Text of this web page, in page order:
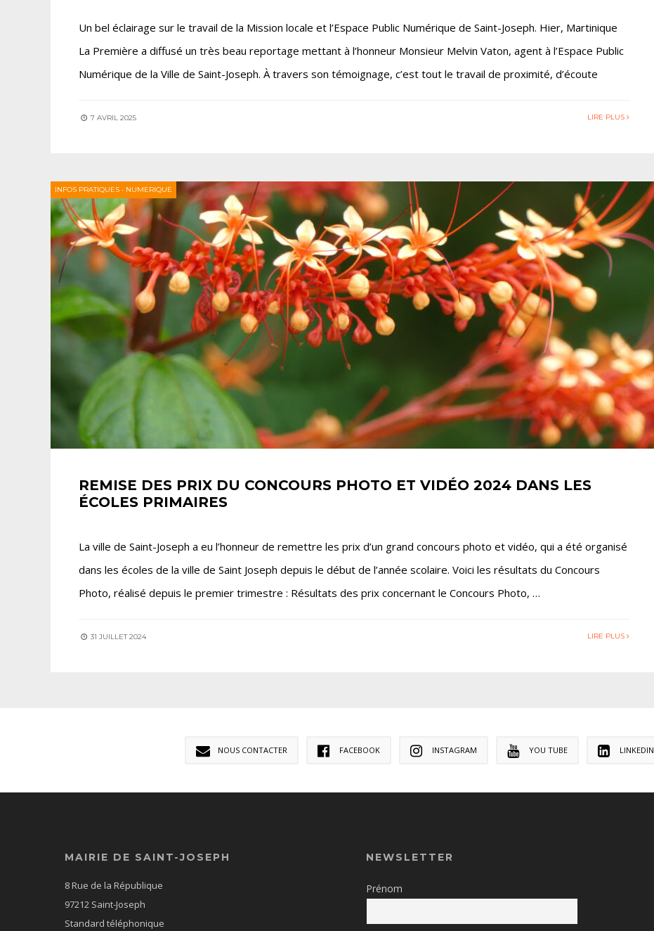
Un bel éclairage sur le travail de la Mission locale et l’Espace Public Numérique de Saint-Joseph. Hier, Martinique
La Première a diffusé un très beau reportage mettant à l’honneur Monsieur Melvin Vaton, agent à l’Espace Public
Numérique de la Ville de Saint-Joseph. À travers son témoignage, c’est tout le travail de proximité, d’écoute
7 AVRIL 2025 LIRE PLUS
INFOS PRATIQUES • NUMERIQUE
REMISE DES PRIX DU CONCOURS PHOTO ET VIDÉO 2024 DANS LES
ÉCOLES PRIMAIRES
La ville de Saint-Joseph a eu l’honneur de remettre les prix d’un grand concours photo et vidéo, qui a été organisé
dans les écoles de la ville de Saint Joseph depuis le début de l’année scolaire. Voici les résultats du Concours
Photo, réalisé depuis le premier trimestre : Résultats des prix concernant le Concours Photo, …
31 JUILLET 2024 LIRE PLUS
NOUS CONTACTER FACEBOOK INSTAGRAM YOU TUBE LINKEDIN
MAIRIE DE SAINT-JOSEPH
8 Rue de la République
97212 Saint-Joseph
Standard téléphonique
NEWSLETTER
Prénom